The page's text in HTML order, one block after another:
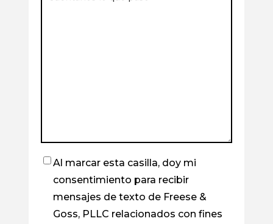
Casilla
verificación
Al marcar esta casilla, doy mi
consentimiento para recibir
mensajes de texto de Freese &
Goss, PLLC relacionados con fines